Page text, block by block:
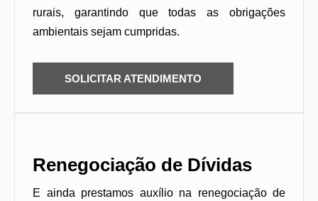
rurais, garantindo que todas as obrigações
ambientais sejam cumpridas.
SOLICITAR ATENDIMENTO
Renegociação de Dívidas
E ainda prestamos auxílio na renegociação de